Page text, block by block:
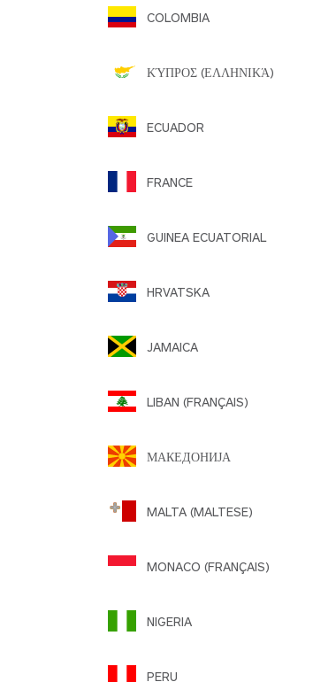
COLOMBIA
ΚΎΠΡΟΣ (ΕΛΛΗΝΙΚΆ)
ECUADOR
FRANCE
GUINEA ECUATORIAL
HRVATSKA
JAMAICA
LIBAN (FRANÇAIS)
МАКЕДОНИЈА
MALTA (MALTESE)
MONACO (FRANÇAIS)
NIGERIA
PERU